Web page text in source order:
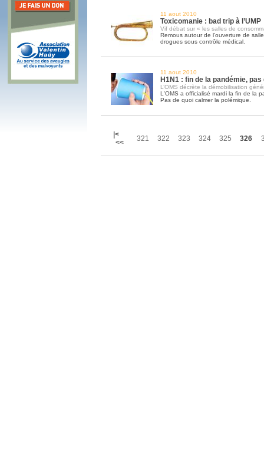
11 aout 2010
Toxicomanie : bad trip à l’UMP
Vif débat sur « les salles de
Remous autour de l’ouverture de
drogues sous contrôle médical.
11 aout 2010
H1N1 : fin de la pandémie,
L’OMS décrète la démobilisation
L'OMS a officialisé mardi la fin de la
Pas de quoi calmer la polémique.
|<
<<
321 322 323 324 325 326